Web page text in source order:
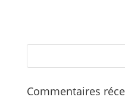
Commentaires